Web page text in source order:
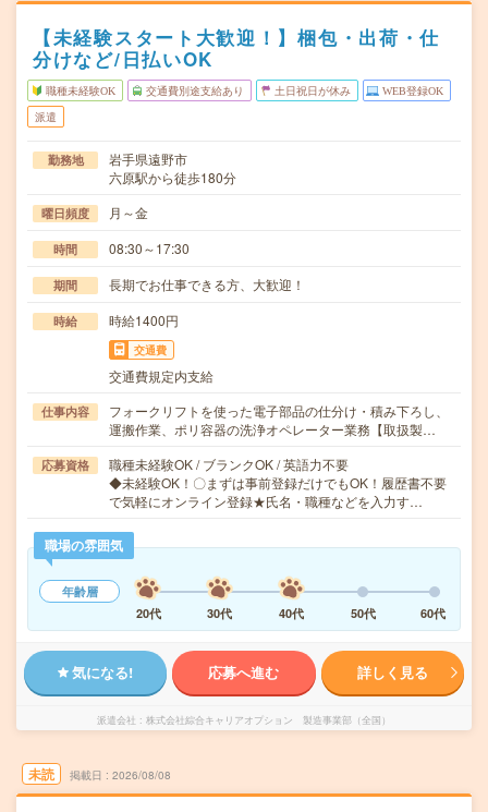
【未経験スタート大歓迎！】梱包・出荷・仕
分けなど/日払いOK
職種未経験OK 交通費別途支給あり 土日祝日が休み WEB登録OK
派遣
勤務地
岩手県遠野市
六原駅から徒歩180分
曜日頻度 月～金
時間 08:30～17:30
期間 長期でお仕事できる方、大歓迎！
時給 時給1400円
交通費
交通費規定内支給
仕事内容
フォークリフトを使った電子部品の仕分け・積み下ろし、
運搬作業、ポリ容器の洗浄オペレーター業務【取扱製…
応募資格
職種未経験OK / ブランクOK / 英語力不要
◆未経験OK！〇まずは事前登録だけでもOK！履歴書不要
で気軽にオンライン登録★氏名・職種などを入力す…
職場の雰囲気
年齢層
20代
30代 40代 50代 60代
気になる! 応募へ進む 詳しく見る
派遣会社 株式会社綜合キャリアオプション 製造事業部（全国）
未読 掲載日 2026/08/08